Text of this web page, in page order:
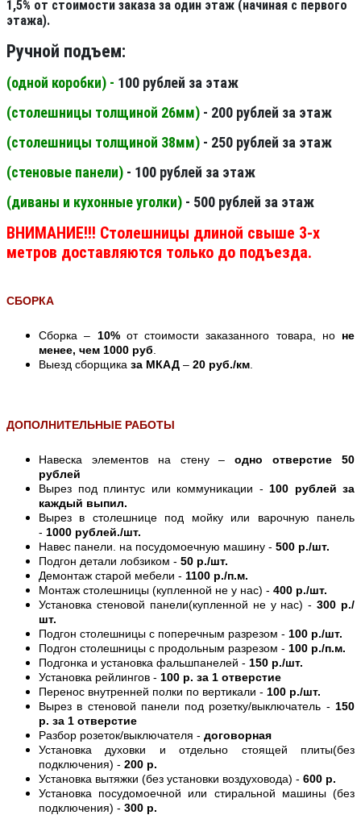
1,5% от стоимости заказа за один этаж (начиная с первого
этажа).
Ручной подъем:
(одной коробки) - 100 рублей за этаж
(столешницы толщиной 26мм) - 200 рублей за этаж
(столешницы толщиной 38мм) - 250 рублей за этаж
(стеновые панели) - 100 рублей за этаж
(диваны и кухонные уголки) - 500 рублей за этаж
ВНИМАНИЕ!!! Столешницы длиной свыше 3-х
метров доставляются только до подъезда.
СБОРКА
Сборка – 10%от стоимости заказанного товара, но не
менее, чем 1000 руб
Выезд сборщика за МКАД – 20 руб./км
ДОПОЛНИТЕЛЬНЫЕ РАБОТЫ
Навеска элементов на стену –одно отверстие 50
рублей
Вырез под плинтус или коммуникации - 100 рублей за
каждый выпил.
Вырез в столешнице под мойку или варочную панель
- 1000 рублей./шт.
Навес панели. на посудомоечную машину - 500 р./шт.
Подгон детали лобзиком - 50 р./шт.
Демонтаж старой мебели - 1100 р./п.м.
Монтаж столешницы (купленной не у нас) - 400 р./шт.
Установка стеновой панели(купленной не у нас) -300 р./
шт.
Подгон столешницы с поперечным разрезом - 100 р./шт.
Подгон столешницы с продольным разрезом - 100 р./п.м.
Подгонка и установка фальшпанелей - 150 р./шт.
Установка рейлингов - 100 р. за 1 отверстие
Перенос внутренней полки по вертикали - 100 р./шт.
Вырез в стеновой панели под розетку/выключатель - 150
р. за 1 отверстие
Разбор розеток/выключателя - договорная
Установка духовки и отдельно стоящей плиты(без
подключения) - 200 р.
Установка вытяжки (без установки воздуховода) - 600 р.
Установка посудомоечной или стиральной машины (без
подключения) - 300 р.